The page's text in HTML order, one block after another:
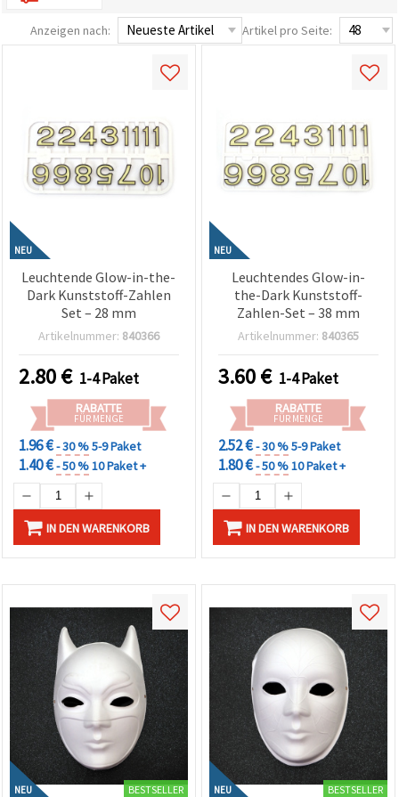
widerrufen.
Informationen
finden Sie in
Datenschutzerklärung.
Ohne Ihre
Einwilligung
werden nur
technisch
notwendige
gesetzt.
Impressum
Datenschutzerklärung
Mehr
Informationen
in der
Cookie-
akzeptieren
Cookie-
Einstellungen
Anzeigen nach: Artikel pro Seite:
NEU
Leuchtende Glow-in-the-
Dark Kunststoff-Zahlen
Set – 28 mm
Artikelnummer: 840366
2.80€ 1-4 Paket
RABATTE
FÜR MENGE
1.96 €- 30 %5-9 Paket
1.40 €- 50 %10 Paket +
IN DEN WARENKORB
NEU
Leuchtendes Glow-in-
the-Dark Kunststoff-
Zahlen-Set – 38 mm
Artikelnummer: 840365
3.60€ 1-4 Paket
RABATTE
FÜR MENGE
2.52 €- 30 %5-9 Paket
1.80 €- 50 %10 Paket +
IN DEN WARENKORB
NEU BESTSELLER NEU BESTSELLER